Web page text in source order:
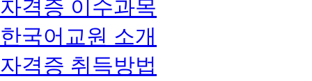
자격증 이수과목
한국어교원 소개
자격증 취득방법